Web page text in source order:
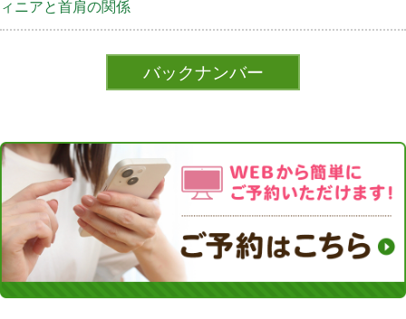
ィニアと首肩の関係
バックナンバー